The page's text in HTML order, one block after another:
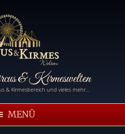
& Kirmeswelten
& Kirmesbereich und vieles mehr…
MENÜ